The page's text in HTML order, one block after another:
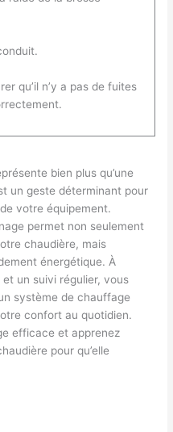
qu’il n’y a pas de fuites
bien plus qu’une
un geste déterminant pour
votre équipement.
permet non seulement
chaudière, mais
énergétique. À
un suivi régulier, vous
système de chauffage
confort au quotidien.
efficace et apprenez
pour qu’elle